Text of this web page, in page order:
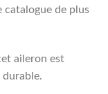
catalogue de plus
aileron est